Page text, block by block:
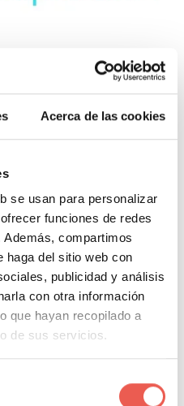
Acerca de las cookies
se usan para personalizar
funciones de redes
compartimos
haga del sitio web con
publicidad y análisis
con otra información
que hayan recopilado a
de sus servicios.
50, 08029 Barcelona,
más de 35 años de
de empresas de todos
independencia,
técnica, ofreciendo
que se adaptan a